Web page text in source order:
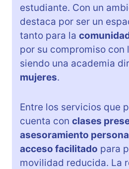
estudiante. Con un
destaca por ser un
tanto para la
por su compromiso con
siendo una academia
mujeres.
Entre los servicios que
cuenta con clases
asesoramiento
acceso facilitado para
movilidad reducida. La